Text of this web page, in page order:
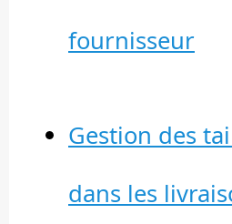
fournisseur
Gestion des
dans les